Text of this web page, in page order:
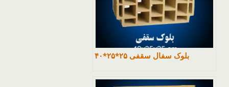
بلوک سفال سقفی ۲۵*۲۵*۴۰